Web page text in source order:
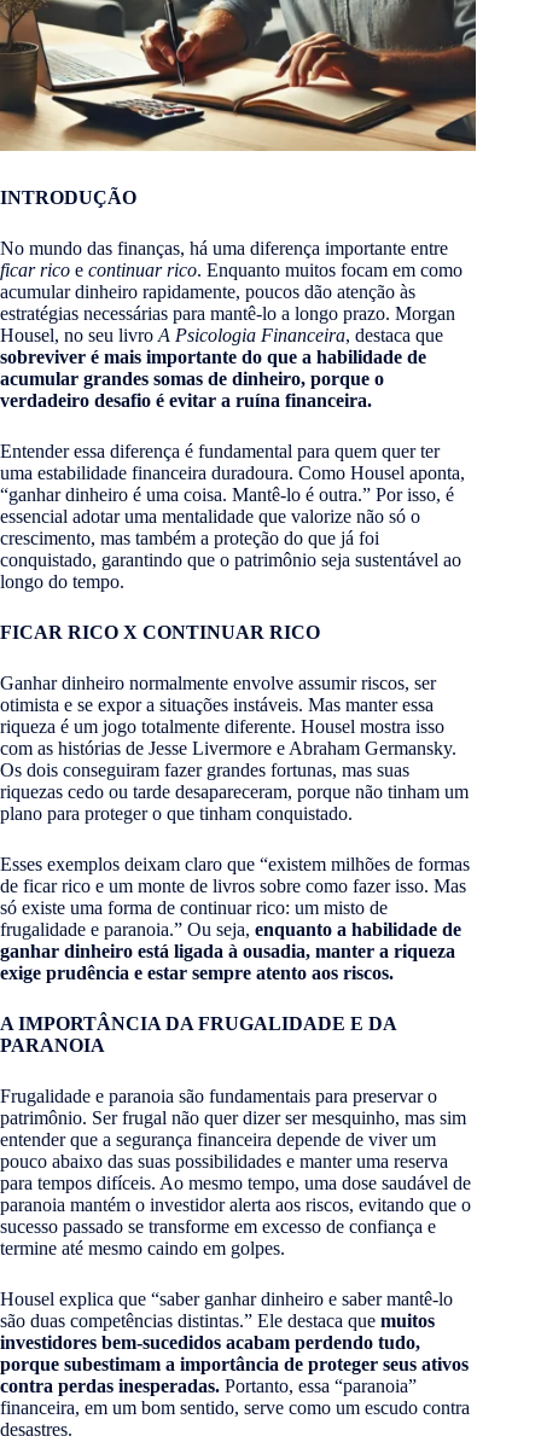
INTRODUÇÃO
No mundo das finanças, há uma diferença importante entre
ficar rico e continuar rico. Enquanto muitos focam em como
acumular dinheiro rapidamente, poucos dão atenção às
estratégias necessárias para mantê-lo a longo prazo. Morgan
Housel, no seu livro A Psicologia Financeira, destaca que
sobreviver é mais importante do que a habilidade de
acumular grandes somas de dinheiro, porque o
verdadeiro desafio é evitar a ruína financeira.
Entender essa diferença é fundamental para quem quer ter
uma estabilidade financeira duradoura. Como Housel aponta,
“ganhar dinheiro é uma coisa. Mantê-lo é outra.” Por isso, é
essencial adotar uma mentalidade que valorize não só o
crescimento, mas também a proteção do que já foi
conquistado, garantindo que o patrimônio seja sustentável ao
longo do tempo.
FICAR RICO X CONTINUAR RICO
Ganhar dinheiro normalmente envolve assumir riscos, ser
otimista e se expor a situações instáveis. Mas manter essa
riqueza é um jogo totalmente diferente. Housel mostra isso
com as histórias de Jesse Livermore e Abraham Germansky.
Os dois conseguiram fazer grandes fortunas, mas suas
riquezas cedo ou tarde desapareceram, porque não tinham um
plano para proteger o que tinham conquistado.
Esses exemplos deixam claro que “existem milhões de formas
de ficar rico e um monte de livros sobre como fazer isso. Mas
só existe uma forma de continuar rico: um misto de
frugalidade e paranoia.” Ou seja, enquanto a habilidade de
ganhar dinheiro está ligada à ousadia, manter a riqueza
exige prudência e estar sempre atento aos riscos.
A IMPORTÂNCIA DA FRUGALIDADE E DA
PARANOIA
Frugalidade e paranoia são fundamentais para preservar o
patrimônio. Ser frugal não quer dizer ser mesquinho, mas sim
entender que a segurança financeira depende de viver um
pouco abaixo das suas possibilidades e manter uma reserva
para tempos difíceis. Ao mesmo tempo, uma dose saudável de
paranoia mantém o investidor alerta aos riscos, evitando que o
sucesso passado se transforme em excesso de confiança e
termine até mesmo caindo em golpes.
Housel explica que “saber ganhar dinheiro e saber mantê-lo
são duas competências distintas.” Ele destaca que muitos
investidores bem-sucedidos acabam perdendo tudo,
porque subestimam a importância de proteger seus ativos
contra perdas inesperadas. Portanto, essa “paranoia”
financeira, em um bom sentido, serve como um escudo contra
desastres.